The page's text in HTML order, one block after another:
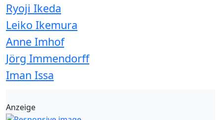
Ryoji Ikeda
Leiko Ikemura
Anne Imhof
Jörg Immendorff
Iman Issa
Anzeige